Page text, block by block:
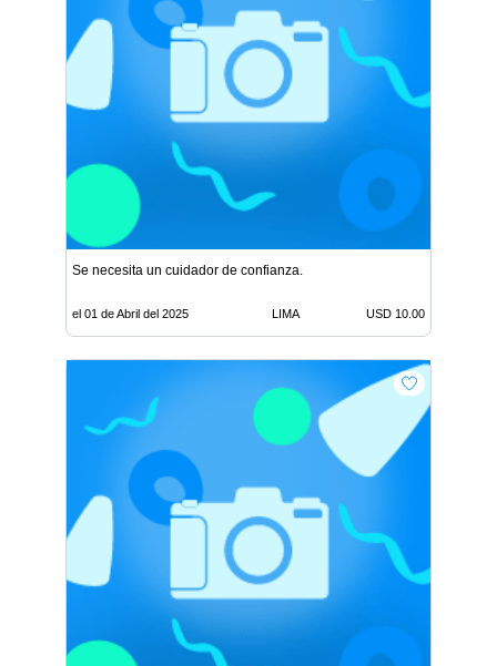
Se necesita un cuidador de confianza.
el 01 de Abril del 2025 LIMA USD 10.00